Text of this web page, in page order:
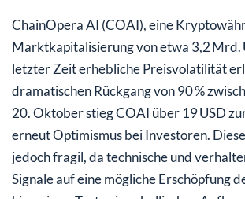
ChainOpera AI (COAI), eine
Marktkapitalisierung von etwa 3,2 Mrd.
letzter Zeit erhebliche Preisvolatilität
dramatischen Rückgang von 90 %
20. Oktober stieg COAI über 19 USD
erneut Optimismus bei Investoren.
jedoch fragil, da technische und
Signale auf eine mögliche Erschöpfung